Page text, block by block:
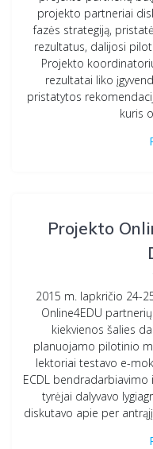
projekto partneriai
fazės strategiją,
rezultatus, dalijosi
Projekto
rezultatai liko
pristatytos
kuris
Projekto
2015 m. lapkričio 24-
Online4EDU
kiekvienos šalies
planuojamo pilotinio
lektoriai testavo e-
ECDL
tyrėjai dalyvavo
diskutavo apie per